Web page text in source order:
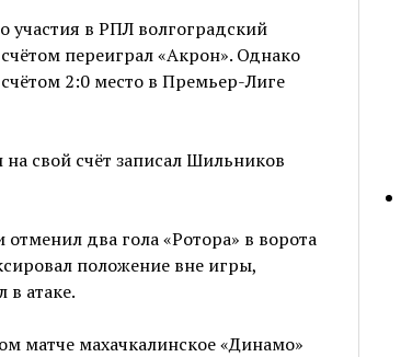
участия в РПЛ волгоградский
переиграл «Акрон». Однако
2:0 место в Премьер-Лиге
свой счёт записал Шильников
два гола «Ротора» в ворота
положение вне игры,
в атаке.
матче махачкалинское «Динамо»